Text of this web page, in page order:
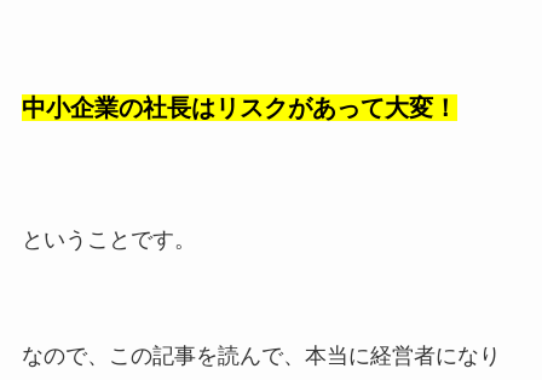
中小企業の社長はリスクがあって大変！
ということです。
なので、この記事を読んで、本当に経営者になり